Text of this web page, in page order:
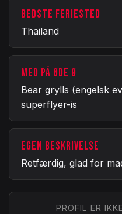
BEDSTE FERIESTED
Thailand
MED PÅ ØDE Ø
Bear grylls (engelsk
superflyer-is
EGEN BESKRIVELSE
Retfærdig, glad for
PROFIL ER